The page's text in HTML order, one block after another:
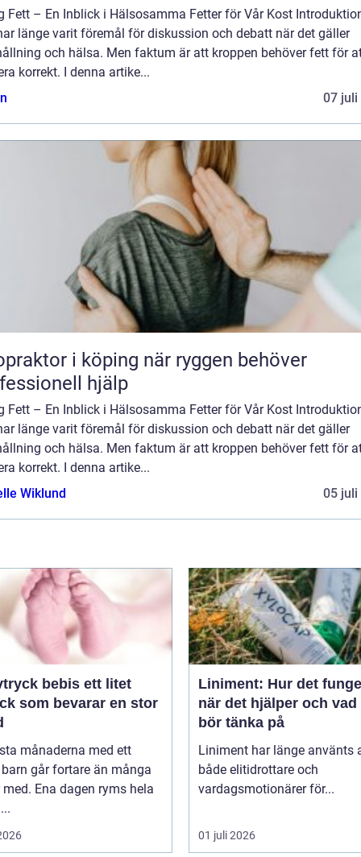
Fett – En Inblick i Hälsosamma Fetter för Vår Kost
länge varit föremål för diskussion och debatt när det gäller
och hälsa. Men faktum är att kroppen behöver fett för
korrekt. I denna artike...
07 juli
i köping när ryggen behöver
hjälp
Fett – En Inblick i Hälsosamma Fetter för Vår Kost
länge varit föremål för diskussion och debatt när det gäller
och hälsa. Men faktum är att kroppen behöver fett för
korrekt. I denna artike...
Wiklund
05 juli
bebis ett litet
som bevarar en stor
månaderna med ett
går fortare än många
Ena dagen ryms hela
Liniment: Hur det
när det hjälper och vad
bör tänka på
Liniment har länge använts
både elitidrottare och
vardagsmotionärer för...
01 juli 2026